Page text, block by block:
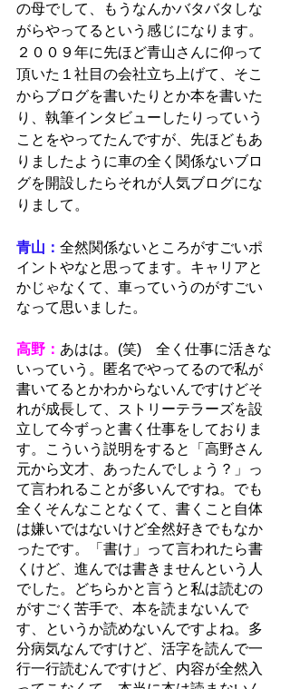
の母でして、もうなんかバタバタしな
がらやってるという感じになります。
２００９年に先ほど青山さんに仰って
頂いた１社目の会社立ち上げて、そこ
からブログを書いたりとか本を書いた
り、執筆インタビューしたりっていう
ことをやってたんですが、先ほどもあ
りましたように車の全く関係ないブロ
グを開設したらそれが人気ブログにな
りまして。
青山： 全然関係ないところがすごいポ
イントやなと思ってます。キャリアと
かじゃなくて、車っていうのがすごい
なって思いました。
高野： あはは。(笑)　全く仕事に活きな
いっていう。匿名でやってるので私が
書いてるとかわからないんですけどそ
れが成長して、ストリーテラーズを設
立して今ずっと書く仕事をしておりま
す。こういう説明をすると「高野さん
元から文才、あったんでしょう？」っ
て言われることが多いんですね。でも
全くそんなことなくて、書くこと自体
は嫌いではないけど全然好きでもなか
ったです。「書け」って言われたら書
くけど、進んでは書きませんという人
でした。どちらかと言うと私は読むの
がすごく苦手で、本を読まないんで
す、というか読めないんですよね。多
分病気なんですけど、活字を読んで一
行一行読むんですけど、内容が全然入